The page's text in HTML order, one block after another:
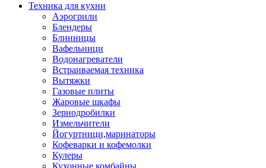
Техника для кухни
Аэрогрили
Блендеры
Блинницы
Вафельници
Водонагреватели
Встраиваемая техника
Вытяжки
Газовые плиты
Жаровые шкафы
Зернодробилки
Измельчители
Йогуртници,маринаторы
Кофеварки и кофемолки
Кулеры
Кухонные комбайны